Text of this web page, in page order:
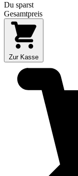
Du sparst
Gesamtpreis
Zur Kasse